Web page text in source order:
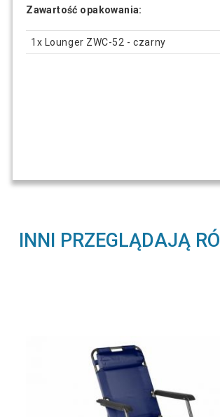
Zawartość opakowania:
1x Lounger ZWC-52 - czarny
INNI PRZEGLĄDAJĄ